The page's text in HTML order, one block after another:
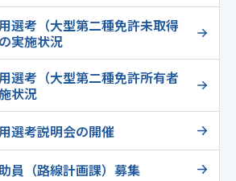
選考（大型第二種免許未取得
実施状況
選考（大型第二種免許所有者
状況
選考説明会の開催
員（路線計画課）募集